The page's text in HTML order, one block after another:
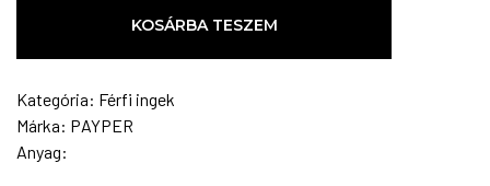
KOSÁRBA TESZEM
Kategória: Férfi ingek
Márka: PAYPER
Anyag: